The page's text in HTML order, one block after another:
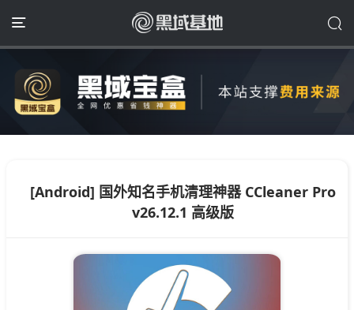
[Android] 国外知名手机清理神器 CCleaner Pro
v26.12.1 高级版